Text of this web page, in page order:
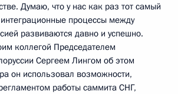
Думаю, что у нас как раз тот самый
интеграционные процессы между
развиваются давно и успешно.
коллегой Председателем
Сергеем Лингом об этом
он использовал возможности,
работы саммита СНГ,